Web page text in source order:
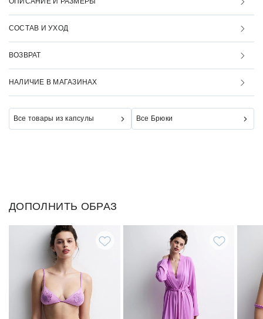
СОСТАВ И УХОД
ВОЗВРАТ
НАЛИЧИЕ В МАГАЗИНАХ
Все товары из капсулы Все Брюки
ДОПОЛНИТЬ ОБРАЗ